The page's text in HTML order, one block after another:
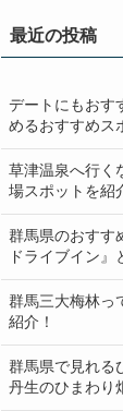
最近の投稿
デートにもおす
めるおすすめス
草津温泉へ行く
場スポットを紹
群馬県のおす
ドライブイン』
群馬三大梅林
紹介！
群馬県で見れ
丹生のひまわり